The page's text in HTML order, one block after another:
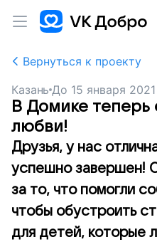
Вернуться к проекту
Казань До 15 января 2021
В Домике
любви!
Друзья, у нас
успешно завершен!
за то, что помогли
чтобы обустроить
для детей, которые